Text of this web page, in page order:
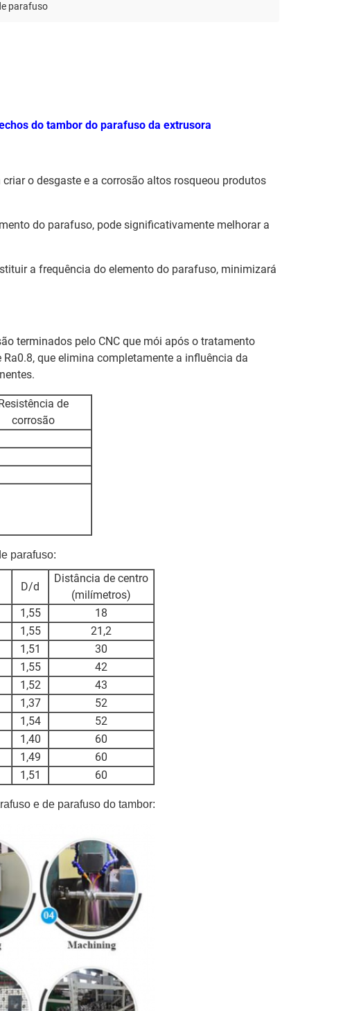
parafuso
do tambor do parafuso da extrusora
o desgaste e a corrosão altos rosqueou produtos
do parafuso, pode significativamente melhorar a
a frequência do elemento do parafuso, minimizará
terminados pelo CNC que mói após o tratamento
que elimina completamente a influência da
de
corrosão
parafuso:
D/d
Distância de centro
(milímetros)
1,55
18
1,55
21,2
1,51
30
1,55
42
1,52
43
1,37
52
1,54
52
1,40
60
1,49
60
1,51 60
e de parafuso do tambor: